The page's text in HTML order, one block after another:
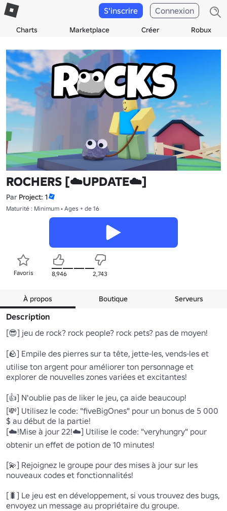
Charts Marketplace Créer Robux
S'inscrire Connexion
ROCHERS [☁️UPDATE☁️]
Par Project: 1
Maturité : Minimum • Ages + de 16
Favoris 8,946 2,743
À propos Boutique Serveurs
Description
[😎] jeu de rock? rock people? rock pets? pas de moyen!
[🪨] Empile des pierres sur ta tête, jette-les, vends-les et
utilise ton argent pour améliorer ton personnage et
explorer de nouvelles zones variées et excitantes!
[👍] N'oublie pas de liker le jeu, ça aide beaucoup!
[💸] Utilisez le code: "fiveBigOnes" pour un bonus de 5 000
$ au début de la partie!
[☁️!Mise à jour 22!☁️] Utilise le code: "veryhungry" pour
obtenir un effet de potion de 10 minutes!
[💫] Rejoignez le groupe pour des mises à jour sur les
nouveaux codes et fonctionnalités!
[🐛] Le jeu est en développement, si vous trouvez des bugs,
envoyez un message au propriétaire du groupe.